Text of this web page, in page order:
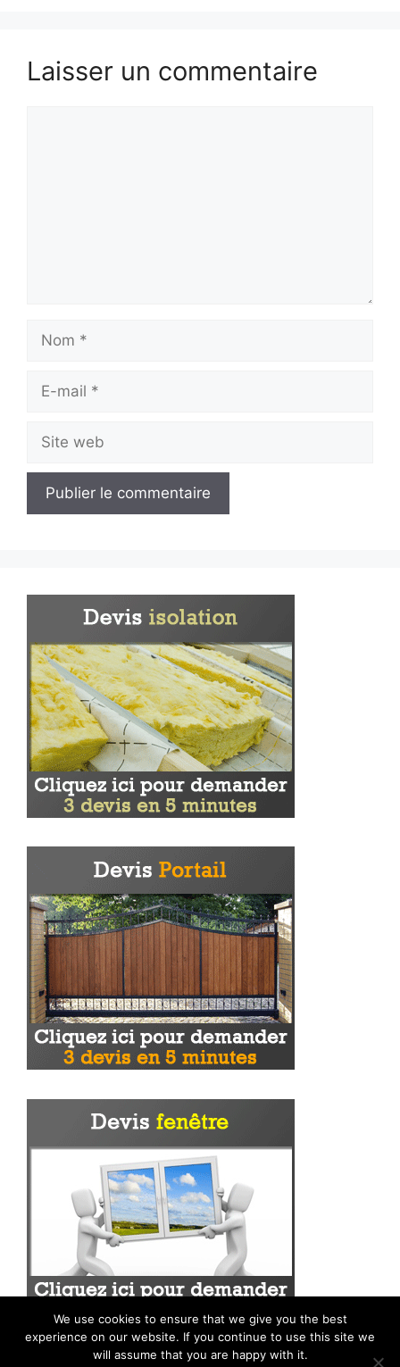
Laisser un commentaire
mail
web
We use cookies to ensure that we give you the best
experience on our website. If you continue to use this site we
will assume that you are happy with it.